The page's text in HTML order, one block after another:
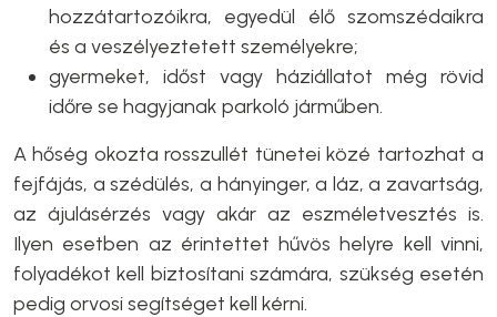
hozzátartozóikra, egyedül élő szomszédaikra
és a veszélyeztetett személyekre;
gyermeket, időst vagy háziállatot még rövid
időre se hagyjanak parkoló járműben.
A hőség okozta rosszullét tünetei közé tartozhat a
fejfájás, a szédülés, a hányinger, a láz, a zavartság,
az ájulásérzés vagy akár az eszméletvesztés is.
Ilyen esetben az érintettet hűvös helyre kell vinni,
folyadékot kell biztosítani számára, szükség esetén
pedig orvosi segítséget kell kérni.